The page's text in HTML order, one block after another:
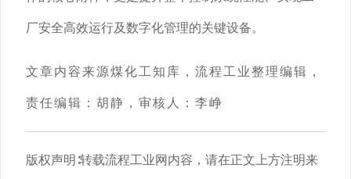
厂安全高效运行及数字化管理的关键设备。
文章内容来源煤化工知库，流程工业整理编辑，
责任编辑：胡静，审核人：李峥
版权声明 ∶转载流程工业网内容，请在正文上方注明来